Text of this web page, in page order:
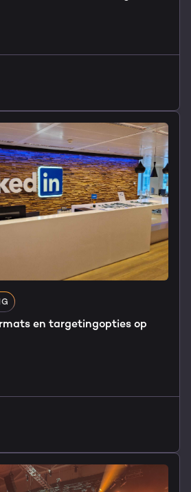
en targetingopties op